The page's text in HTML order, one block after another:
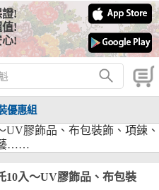
證!
值!
心!
優惠組
10入～UV膠飾品、布包裝
期付款』 與 『信用卡零利率
金庫、第一銀行、華南銀行、
銀行、富邦銀行、國泰世華、
銀行、匯豐銀行、華泰銀行、
永豐銀行、玉山銀行、凱基銀